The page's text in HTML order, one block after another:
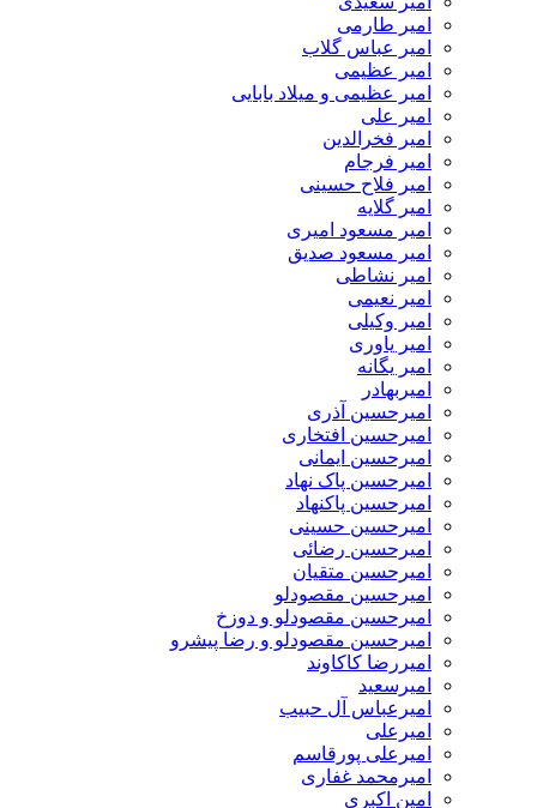
امیر طارمی
امیر عباس گلاب
امیر عظیمی
امیر عظیمی و میلاد بابایی
امیر علی
امیر فخرالدین
امیر فرجام
امیر فلاح حسینی
امیر گلایه
امیر مسعود امیری
امیر مسعود صدیق
امیر نشاطی
امیر نعیمی
امیر وکیلی
امیر یاوری
امیر یگانه
امیربهادر
امیرحسین آذری
امیرحسین افتخاری
امیرحسین ایمانی
امیرحسین پاک نهاد
امیرحسین پاکنهاد
امیرحسین حسینی
امیرحسین رضائی
امیرحسین متقیان
امیرحسین مقصودلو
امیرحسین مقصودلو و دوزخ
امیرحسین مقصودلو و رضا پیشرو
امیررضا کاکاوند
امیرسعید
امیرعباس آل حبیب
امیرعلی
امیرعلی پورقاسم
امیرمحمد غفاری
امین اکبری